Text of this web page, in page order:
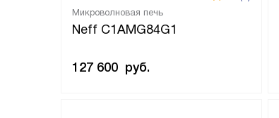
Микроволновая печь
Neff C1AMG84G1
127 600 руб.